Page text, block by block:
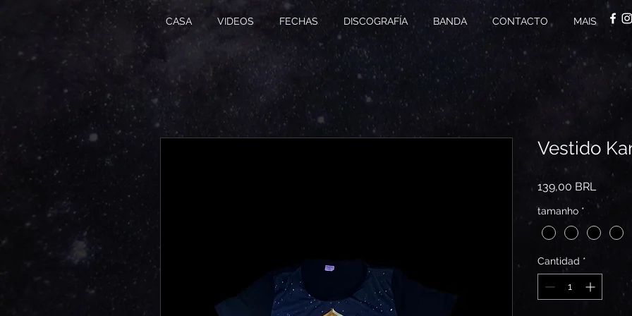
CASA VIDEOS FECHAS DISCOGRAFÍA BANDA CONTACTO MAIS
Vestido
139,00 BRL
tamanho *
Cantidad *